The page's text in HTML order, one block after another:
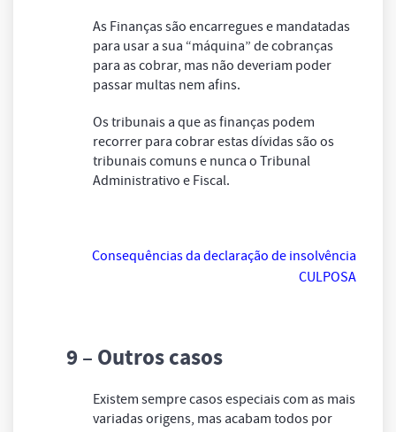
As Finanças são encarregues e mandatadas
para usar a sua “máquina” de cobranças
para as cobrar, mas não deveriam poder
passar multas nem afins.
Os tribunais a que as finanças podem
recorrer para cobrar estas dívidas são os
tribunais comuns e nunca o Tribunal
Administrativo e Fiscal.
Consequências da declaração de insolvência
CULPOSA
9 – Outros casos
Existem sempre casos especiais com as mais
variadas origens, mas acabam todos por